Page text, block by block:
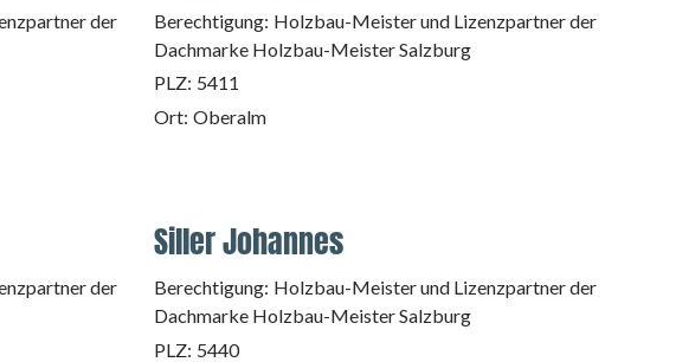
der
Berechtigung: Holzbau-Meister und Lizenzpartner der
Dachmarke Holzbau-Meister Salzburg
PLZ: 5411
Ort: Oberalm
der
Siller Johannes
Berechtigung: Holzbau-Meister und Lizenzpartner der
Dachmarke Holzbau-Meister Salzburg
PLZ: 5440